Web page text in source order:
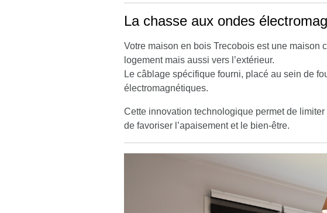
La chasse aux ondes
Votre maison en bois Trecobois est une maison
logement mais aussi vers l’extérieur.
Le câblage spécifique fourni, placé au sein de
électromagnétiques.
Cette innovation technologique permet de
de favoriser l’apaisement et le bien-être.